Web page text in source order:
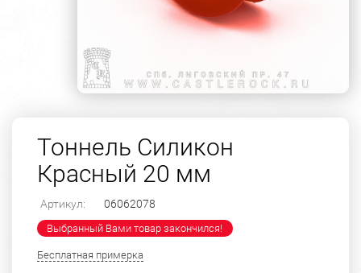
Тоннель Силикон
Красный 20 мм
Артикул: 06062078
Выбранный Вами товар закончился!
Бесплатная примерка